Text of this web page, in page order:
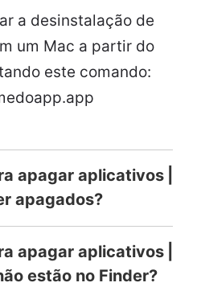
a desinstalação de
um Mac a partir do
este comando:
apagar aplicativos
apagados?
apagar aplicativos
estão no Finder?